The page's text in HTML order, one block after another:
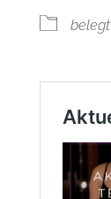
belegt